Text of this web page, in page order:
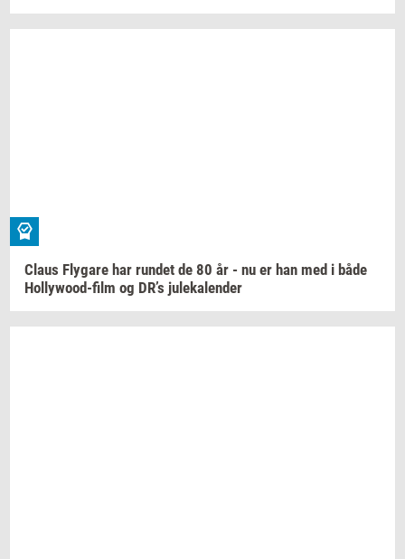
Claus Fly­ga­re har run­det de 80 år - nu er han med i både
Hollywood-​film og DR’s ju­le­ka­len­der